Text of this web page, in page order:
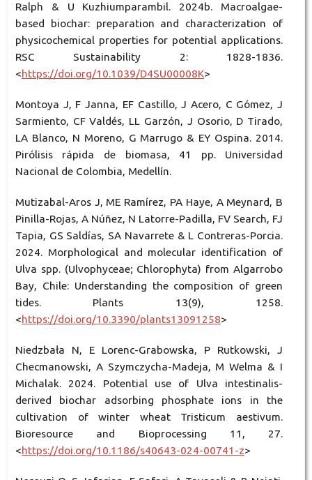
Ralph & U Kuzhiumparambil. 2024b. Macroalgae-
based biochar: preparation and characterization of
physicochemical properties for potential applications.
RSC Sustainability 2: 1828-1836.
<https://doi.org/10.1039/D4SU00008K>
Montoya J, F Janna, EF Castillo, J Acero, C Gómez, J
Sarmiento, CF Valdés, LL Garzón, J Osorio, D Tirado,
LA Blanco, N Moreno, G Marrugo & EY Ospina. 2014.
Pirólisis rápida de biomasa, 41 pp. Universidad
Nacional de Colombia, Medellín.
Mutizabal-Aros J, ME Ramírez, PA Haye, A Meynard, B
Pinilla-Rojas, A Núñez, N Latorre-Padilla, FV Search, FJ
Tapia, GS Saldías, SA Navarrete & L Contreras-Porcia.
2024. Morphological and molecular identification of
Ulva spp. (Ulvophyceae; Chlorophyta) from Algarrobo
Bay, Chile: Understanding the composition of green
tides. Plants 13(9), 1258.
<https://doi.org/10.3390/plants13091258>
Niedzbała N, E Lorenc-Grabowska, P Rutkowski, J
Checmanowski, A Szymczycha-Madeja, M Welma & I
Michalak. 2024. Potential use of Ulva intestinalis-
derived biochar adsorbing phosphate ions in the
cultivation of winter wheat Tristicum aestivum.
Bioresource and Bioprocessing 11, 27.
<https://doi.org/10.1186/s40643-024-00741-z>